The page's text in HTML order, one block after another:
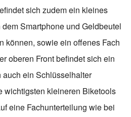
sich zudem ein kleines
Smartphone und Geldbeutel
können, sowie ein offenes Fach
oberen Front befindet sich ein
ein Schlüsselhalter
wichtigsten kleineren Biketools
eine Fachunterteilung wie bei